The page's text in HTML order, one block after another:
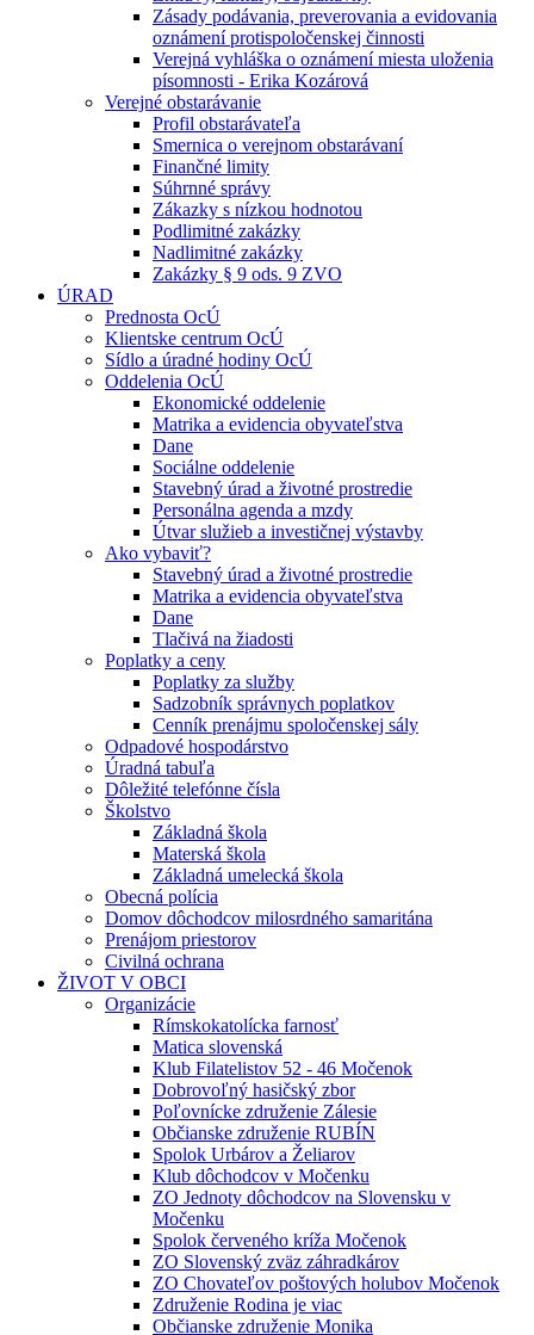
Zásady podávania, preverovania a evidovania
oznámení protispoločenskej činnosti
Verejná vyhláška o oznámení miesta uloženia
písomnosti - Erika Kozárová
Verejné obstarávanie
Profil obstarávateľa
Smernica o verejnom obstarávaní
Finančné limity
Súhrnné správy
Zákazky s nízkou hodnotou
Podlimitné zakázky
Nadlimitné zakázky
Zakázky § 9 ods. 9 ZVO
ÚRAD
Prednosta OcÚ
Klientske centrum OcÚ
Sídlo a úradné hodiny OcÚ
Oddelenia OcÚ
Ekonomické oddelenie
Matrika a evidencia obyvateľstva
Dane
Sociálne oddelenie
Stavebný úrad a životné prostredie
Personálna agenda a mzdy
Útvar služieb a investičnej výstavby
Ako vybaviť?
Stavebný úrad a životné prostredie
Matrika a evidencia obyvateľstva
Dane
Tlačivá na žiadosti
Poplatky a ceny
Poplatky za služby
Sadzobník správnych poplatkov
Cenník prenájmu spoločenskej sály
Odpadové hospodárstvo
Úradná tabuľa
Dôležité telefónne čísla
Školstvo
Základná škola
Materská škola
Základná umelecká škola
Obecná polícia
Domov dôchodcov milosrdného samaritána
Prenájom priestorov
Civilná ochrana
ŽIVOT V OBCI
Organizácie
Rímskokatolícka farnosť
Matica slovenská
Klub Filatelistov 52 - 46 Močenok
Dobrovoľný hasičský zbor
Poľovnícke združenie Zálesie
Občianske združenie RUBÍN
Spolok Urbárov a Želiarov
Klub dôchodcov v Močenku
ZO Jednoty dôchodcov na Slovensku v
Močenku
Spolok červeného kríža Močenok
ZO Slovenský zväz záhradkárov
ZO Chovateľov poštových holubov Močenok
Združenie Rodina je viac
Občianske združenie Monika